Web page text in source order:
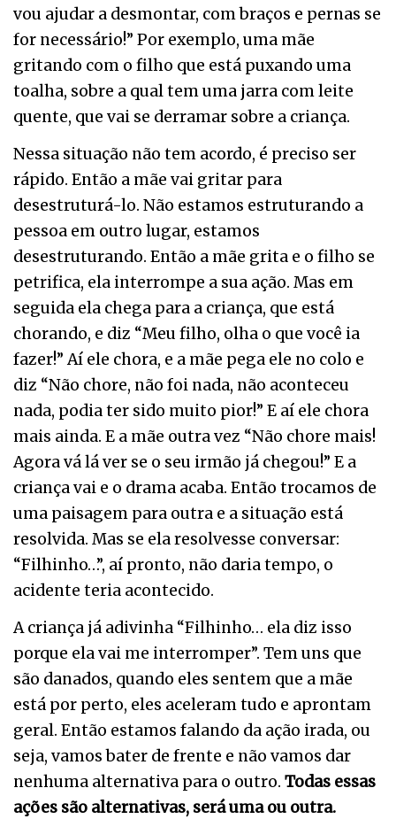
vou ajudar a desmontar, com braços e pernas se
for necessário!” Por exemplo, uma mãe
gritando com o filho que está puxando uma
toalha, sobre a qual tem uma jarra com leite
quente, que vai se derramar sobre a criança.
Nessa situação não tem acordo, é preciso ser
rápido. Então a mãe vai gritar para
desestruturá-lo. Não estamos estruturando a
pessoa em outro lugar, estamos
desestruturando. Então a mãe grita e o filho se
petrifica, ela interrompe a sua ação. Mas em
seguida ela chega para a criança, que está
chorando, e diz “Meu filho, olha o que você ia
fazer!” Aí ele chora, e a mãe pega ele no colo e
diz “Não chore, não foi nada, não aconteceu
nada, podia ter sido muito pior!” E aí ele chora
mais ainda. E a mãe outra vez “Não chore mais!
Agora vá lá ver se o seu irmão já chegou!” E a
criança vai e o drama acaba. Então trocamos de
uma paisagem para outra e a situação está
resolvida. Mas se ela resolvesse conversar:
“Filhinho…”, aí pronto, não daria tempo, o
acidente teria acontecido.
A criança já adivinha “Filhinho… ela diz isso
porque ela vai me interromper”. Tem uns que
são danados, quando eles sentem que a mãe
está por perto, eles aceleram tudo e aprontam
geral. Então estamos falando da ação irada, ou
seja, vamos bater de frente e não vamos dar
nenhuma alternativa para o outro. Todas essas
ações são alternativas, será uma ou outra.